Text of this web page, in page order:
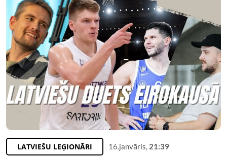
LATVIEŠU LEĢIONĀRI 16.janvāris, 21:39